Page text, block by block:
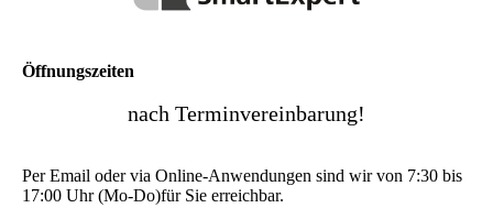
Öffnungszeiten
nach Terminvereinbarung!
Per Email oder via Online-Anwendungen sind wir von 7:30 bis
17:00 Uhr (Mo-Do)für Sie erreichbar.